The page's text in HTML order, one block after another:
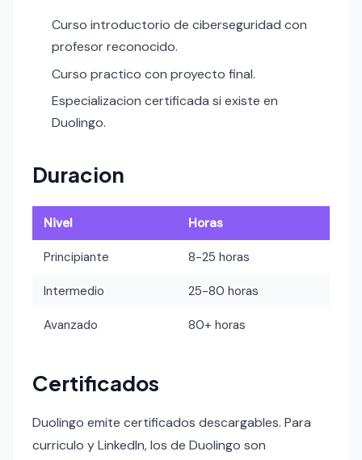
Curso introductorio de ciberseguridad con
profesor reconocido.
Curso practico con proyecto final.
Especializacion certificada si existe en
Duolingo.
Duracion
Nivel Horas
Principiante 8-25 horas
Intermedio 25-80 horas
Avanzado 80+ horas
Certificados
Duolingo emite certificados descargables. Para
curriculo y LinkedIn, los de Duolingo son